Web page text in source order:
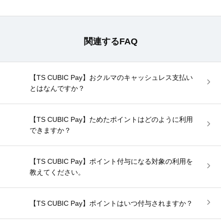
関連するFAQ
【TS CUBIC Pay】おクルマのキャッシュレス支払い
とはなんですか？
【TS CUBIC Pay】ためたポイントはどのように利用
できますか？
【TS CUBIC Pay】ポイント付与になる対象の利用を
教えてください。
【TS CUBIC Pay】ポイントはいつ付与されますか？